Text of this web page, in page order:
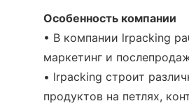
Особенность компании
• В компании lrpacking
маркетинг и
• lrpacking строит
продуктов на петлях,